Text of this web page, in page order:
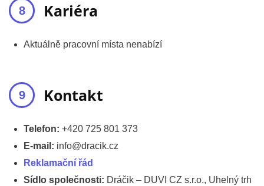
Kariéra
Aktuálně pracovní místa nenabízí
Kontakt
Telefon: +420 725 801 373
E-mail: info@dracik.cz
Reklamační řád
Sídlo společnosti: Dráčik – DUVI CZ s.r.o., Uhelný trh